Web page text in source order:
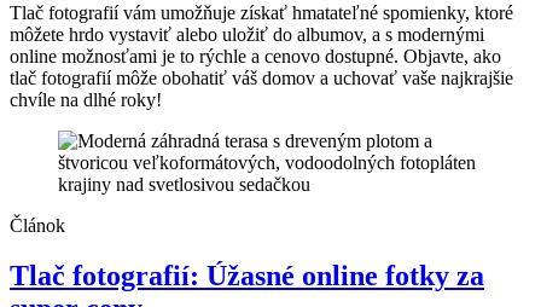
Tlač fotografií vám umožňuje získať hmatateľné spomienky, ktoré
môžete hrdo vystaviť alebo uložiť do albumov, a s modernými
online možnosťami je to rýchle a cenovo dostupné. Objavte, ako
tlač fotografií môže obohatiť váš domov a uchovať vaše najkrajšie
chvíle na dlhé roky!
Článok
Tlač fotografií: Úžasné online fotky za